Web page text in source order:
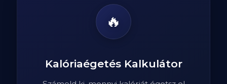
🔥
Kalóriaégetés Kalkulátor